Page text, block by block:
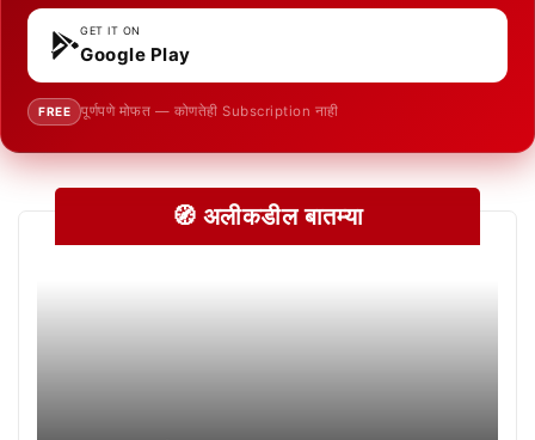
GET IT ON
Google Play
FREE पूर्णपणे मोफत — कोणतेही Subscription नाही
🧭 अलीकडील बातम्या